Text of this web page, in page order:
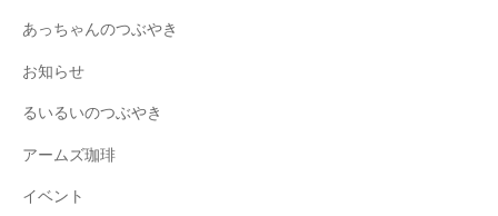
あっちゃんのつぶやき
お知らせ
るいるいのつぶやき
アームズ珈琲
イベント